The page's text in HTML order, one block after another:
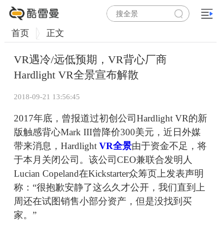
首页 正文
VR遇冷/远低预期，VR背心厂商
Hardlight VR全景宣布解散
2018-09-21 13:56:45
2017年底，曾报道过初创公司Hardlight VR的新
版触感背心Mark III曾降价300美元，近日外媒
带来消息，Hardlight VR全景由于资金不足，将
于本月关闭公司。该公司CEO兼联合发明人
Lucian Copeland在Kickstarter众筹页上发表声明
称：“很抱歉安静了这么久才公开，我们直到上
周还在试图销售小部分资产，但是没找到买
家。”